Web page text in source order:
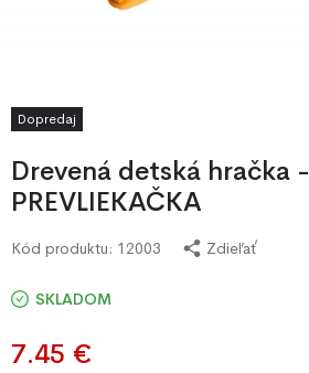
Dopredaj
Drevená detská hračka -
PREVLIEKAČKA
Kód produktu: 12003 Zdieľať
SKLADOM
7.45 €